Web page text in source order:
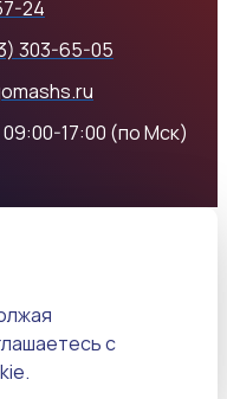
24
303-65-05
17:00 (по Мск)
с